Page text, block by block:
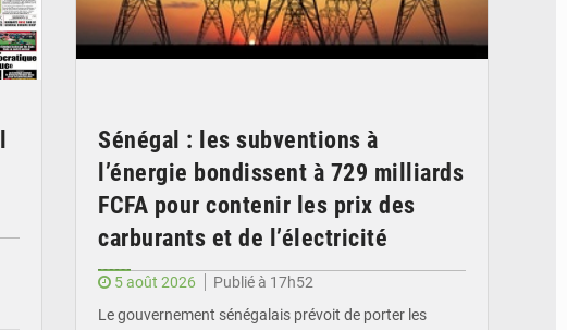
Sénégal : les subventions à
l’énergie bondissent à 729 milliards
FCFA pour contenir les prix des
carburants et de l’électricité
5 août 2026
Publié à 17h52
Le gouvernement sénégalais prévoit de porter les